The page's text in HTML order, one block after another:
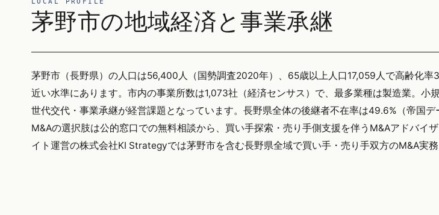
茅野市の地域経済と事業承継
茅野市（長野県）の人口は56,400人（国勢調査2020年）、65歳以上人口17,059人で高齢化率
近い水準にあります。市内の事業所数は1,073社（経済センサス）で、最多業種は製造業。小
世代交代・事業承継が経営課題となっています。長野県全体の後継者不在率は49.6%（帝国デ
M&Aの選択肢は公的窓口での無料相談から、買い手探索・売り手側支援を伴うM&Aアドバイ
イト運営の株式会社KI Strategyでは茅野市を含む長野県全域で買い手・売り手双方のM&A実務